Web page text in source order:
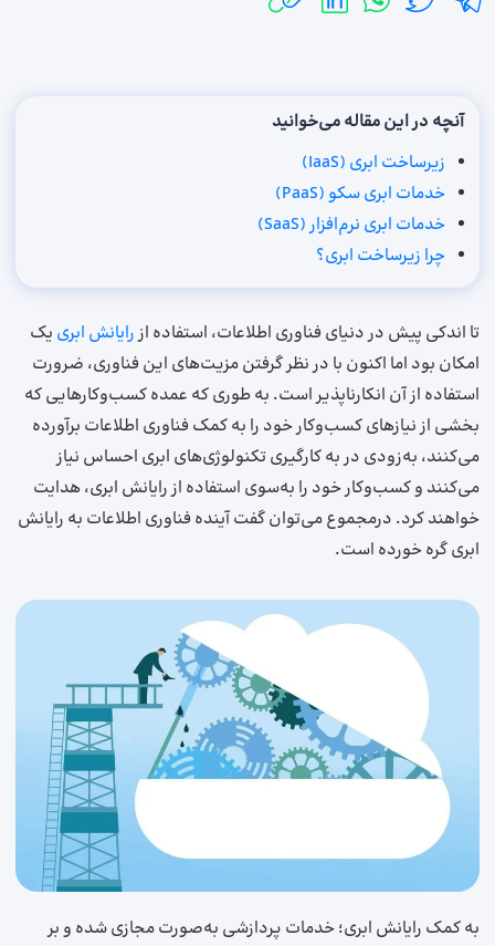
آنچه در این مقاله می‌خوانید
زیرساخت ابری (IaaS)
خدمات ابری سکو (PaaS)
خدمات ابری نرم‌افزار (SaaS)
چرا زیرساخت ابری؟
تا اندکی پیش در دنیای فناوری اطلاعات، استفاده ازرایانش ابری یک
امکان بود اما اکنون با در نظر گرفتن مزیت‌های این فناوری، ضرورت
استفاده از آن انکارناپذیر است. به‌ طوری ‌که عمده کسب‌وکارهایی که
بخشی از نیازهای کسب‌وکار خود را به کمک فناوری اطلاعات برآورده
می‌کنند، به‌زودی در به‌ کارگیری تکنولوژی‌های ابری احساس نیاز
می‌کنند و کسب‌وکار خود را به‌سوی استفاده از رایانش ابری، هدایت
خواهند کرد. درمجموع می‌توان گفت آینده فناوری اطلاعات به رایانش
ابری گره‌ خورده است.
به کمک رایانش ابری؛ خدمات پردازشی به‌صورت مجازی شده و بر